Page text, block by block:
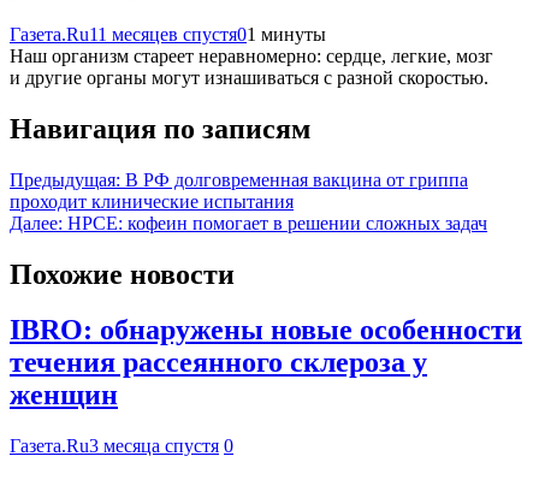
Газета.Ru11 месяцев спустя01 минуты
Наш организм стареет неравномерно: сердце, легкие, мозг
и другие органы могут изнашиваться с разной скоростью.
Навигация по записям
Предыдущая: В РФ долговременная вакцина от гриппа
проходит клинические испытания
Далее: HPCE: кофеин помогает в решении сложных задач
Похожие новости
IBRO: обнаружены новые особенности
течения рассеянного склероза у
женщин
Газета.Ru3 месяца спустя 0